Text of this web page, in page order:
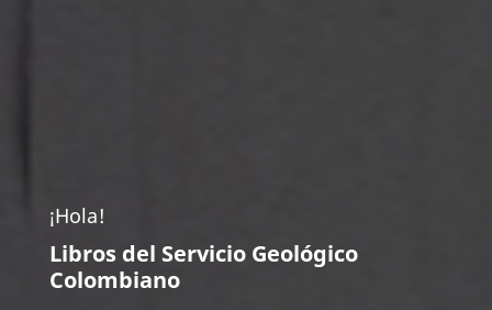
¡Hola!
Libros del Servicio Geológico
Colombiano